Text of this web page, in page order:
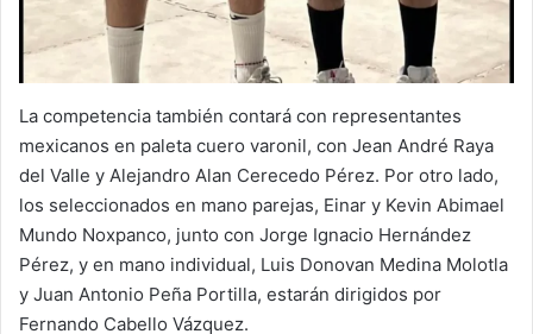
La competencia también contará con representantes
mexicanos en paleta cuero varonil, con Jean André Raya
del Valle y Alejandro Alan Cerecedo Pérez. Por otro lado,
los seleccionados en mano parejas, Einar y Kevin Abimael
Mundo Noxpanco, junto con Jorge Ignacio Hernández
Pérez, y en mano individual, Luis Donovan Medina Molotla
y Juan Antonio Peña Portilla, estarán dirigidos por
Fernando Cabello Vázquez.